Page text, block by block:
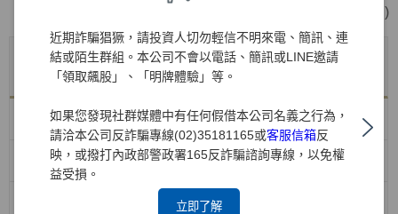
近期詐騙猖獗，請投資人切勿輕信不明來電、簡訊、連
結或陌生群組。本公司不會以電話、簡訊或LINE邀請
「領取飆股」、「明牌體驗」等。
如果您發現社群媒體中有任何假借本公司名義之行為，
請洽本公司反詐騙專線(02)35181165或客服信箱反
映，或撥打內政部警政署165反詐騙諮詢專線，以免權
益受損。
立即了解
(單位:新台幣仟元 )
風險別
年底值
114/12/31
VaR平均
值
VaR最大值 VaR最小值
股權風險 418,426 371,043 528,908 264,044
利率風險 96,615 155,709 232,839 91,949
137,958